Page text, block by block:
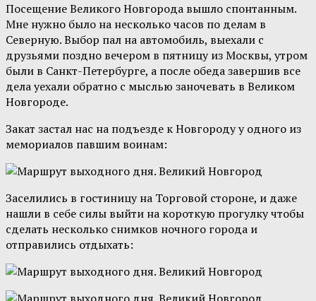
Посещение Великого Новгорода вышло спонтанным.
Мне нужно было на несколько часов по делам в
Северную. Выбор пал на автомобиль, выехали с
друзьями поздно вечером в пятницу из Москвы, утром
были в Санкт-Петербурге, а после обеда завершив все
дела уехали обратно с мыслью заночевать в Великом
Новгороде.
Закат застал нас на подъезде к Новгороду у одного из
мемориалов павшим воинам:
Заселились в гостиницу на Торговой стороне, и даже
нашли в себе силы выйти на короткую прогулку чтобы
сделать несколько снимков ночного города и
отправились отдыхать: